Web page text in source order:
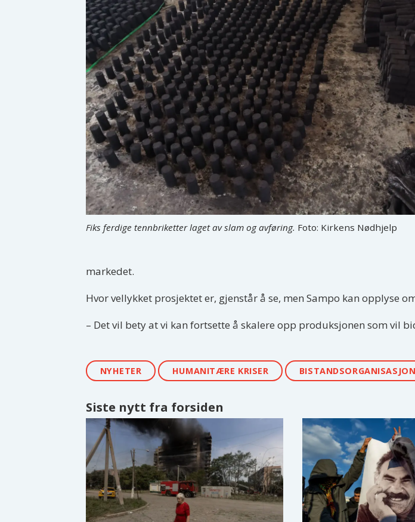
Fiks ferdige tennbriketter laget av slam og avføring. Foto: Kirkens Nødhjelp
markedet.
Hvor vellykket prosjektet er, gjenstår å se, men Sampo kan opplyse
– Det vil bety at vi kan fortsette å skalere opp produksjonen som vil
NYHETER HUMANITÆRE KRISER
Siste nytt fra forsiden